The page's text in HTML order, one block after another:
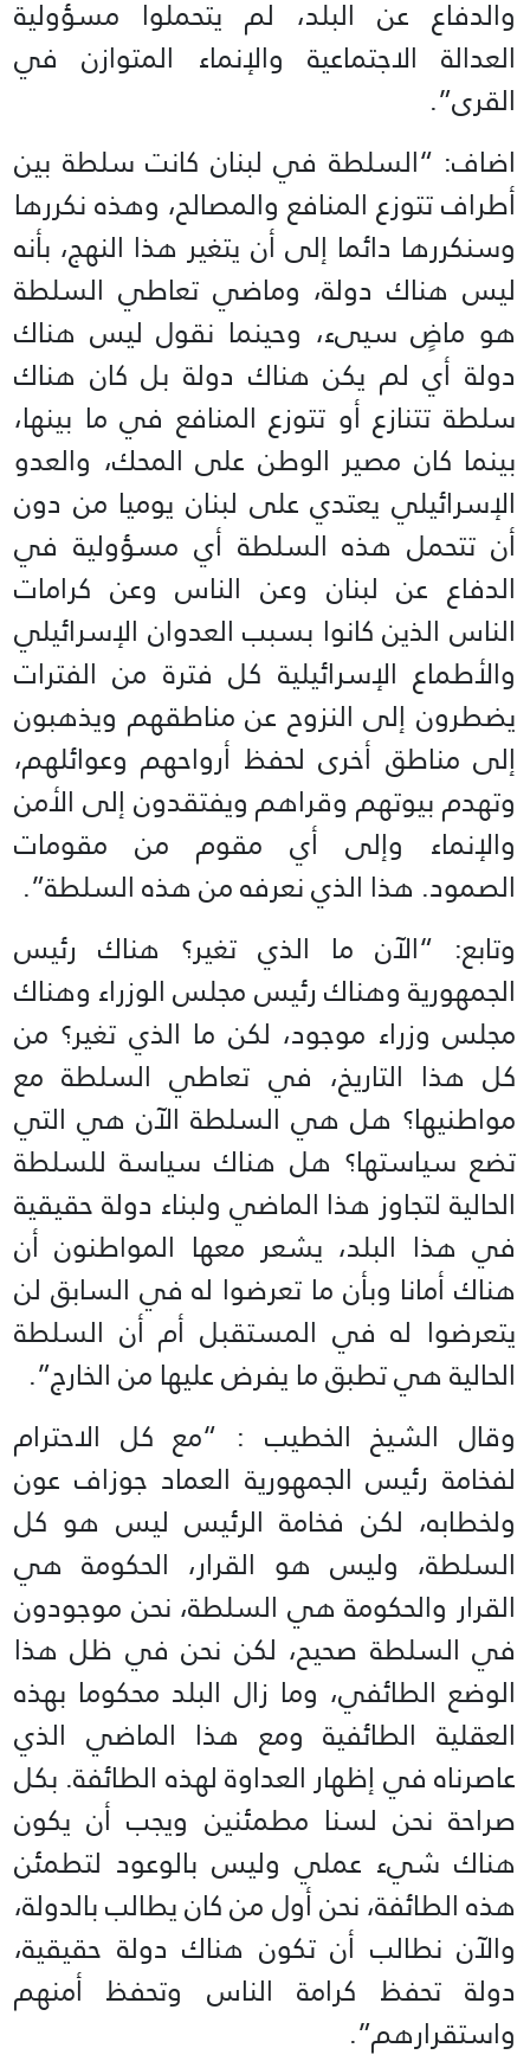
والدفاع عن البلد، لم يتحملوا مسؤولية
العدالة الاجتماعية والإنماء المتوازن في
القرى”.
اضاف: “السلطة في لبنان كانت سلطة بين
أطراف تتوزع المنافع والمصالح، وهذه نكررها
وسنكررها دائما إلى أن يتغير هذا النهج، بأنه
ليس هناك دولة، وماضي تعاطي السلطة
هو ماضٍ سيىء، وحينما نقول ليس هناك
دولة أي لم يكن هناك دولة بل كان هناك
سلطة تتنازع أو تتوزع المنافع في ما بينها،
بينما كان مصير الوطن على المحك، والعدو
الإسرائيلي يعتدي على لبنان يوميا من دون
أن تتحمل هذه السلطة أي مسؤولية في
الدفاع عن لبنان وعن الناس وعن كرامات
الناس الذين كانوا بسبب العدوان الإسرائيلي
والأطماع الإسرائيلية كل فترة من الفترات
يضطرون إلى النزوح عن مناطقهم ويذهبون
إلى مناطق أخرى لحفظ أرواحهم وعوائلهم،
وتهدم بيوتهم وقراهم ويفتقدون إلى الأمن
والإنماء وإلى أي مقوم من مقومات
الصمود. هذا الذي نعرفه من هذه السلطة”.
وتابع: “الآن ما الذي تغير؟ هناك رئيس
الجمهورية وهناك رئيس مجلس الوزراء وهناك
مجلس وزراء موجود، لكن ما الذي تغير؟ من
كل هذا التاريخ، في تعاطي السلطة مع
مواطنيها؟ هل هي السلطة الآن هي التي
تضع سياستها؟ هل هناك سياسة للسلطة
الحالية لتجاوز هذا الماضي ولبناء دولة حقيقية
في هذا البلد، يشعر معها المواطنون أن
هناك أمانا وبأن ما تعرضوا له في السابق لن
يتعرضوا له في المستقبل أم أن السلطة
الحالية هي تطبق ما يفرض عليها من الخارج”.
وقال الشيخ الخطيب : “مع كل الاحترام
لفخامة رئيس الجمهورية العماد جوزاف عون
ولخطابه، لكن فخامة الرئيس ليس هو كل
السلطة، وليس هو القرار، الحكومة هي
القرار والحكومة هي السلطة، نحن موجودون
في السلطة صحيح، لكن نحن في ظل هذا
الوضع الطائفي، وما زال البلد محكوما بهذه
العقلية الطائفية ومع هذا الماضي الذي
عاصرناه في إظهار العداوة لهذه الطائفة. بكل
صراحة نحن لسنا مطمئنين ويجب أن يكون
هناك شيء عملي وليس بالوعود لتطمئن
هذه الطائفة، نحن أول من كان يطالب بالدولة،
والآن نطالب أن تكون هناك دولة حقيقية،
دولة تحفظ كرامة الناس وتحفظ أمنهم
واستقرارهم”.